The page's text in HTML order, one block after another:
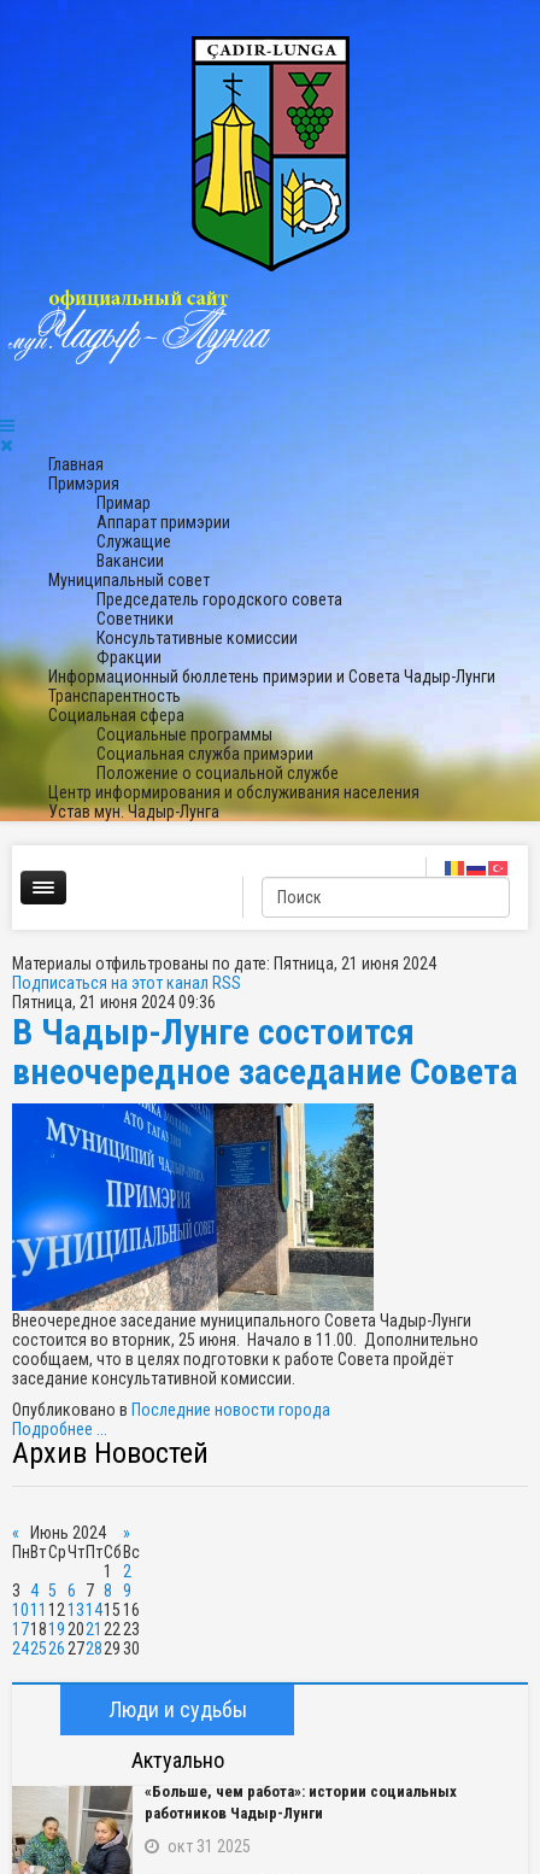
Главная
Примэрия
Примар
Аппарат примэрии
Служащие
Вакансии
Муниципальный совет
Председатель городского совета
Советники
Консультативные комиссии
Фракции
Информационный бюллетень примэрии и Совета Чадыр-Лунги
Транспарентность
Социальная сфера
Социальные программы
Социальная служба примэрии
Положение о социальной службе
Центр информирования и обслуживания населения
Устав мун. Чадыр-Лунга
Материалы отфильтрованы по дате: Пятница, 21 июня 2024
Подписаться на этот канал RSS
Пятница, 21 июня 2024 09:36
В Чадыр-Лунге состоится
внеочередное заседание Совета
Внеочередное заседание муниципального Совета Чадыр-Лунги
состоится во вторник, 25 июня. Начало в 11.00. Дополнительно
сообщаем, что в целях подготовки к работе Совета пройдёт
заседание консультативной комиссии.
Опубликовано в Последние новости города
Подробнее ...
Архив Новостей
« Июнь 2024
»
ПнВтСрЧтПтСбВс
1
2
3 4 5 6 7 8
9
1011 1213141516
171819 2021 22 23
242526 27282930
Люди и судьбы
Актуально
«Больше, чем работа»: истории социальных
работников Чадыр-Лунги
окт 31 2025